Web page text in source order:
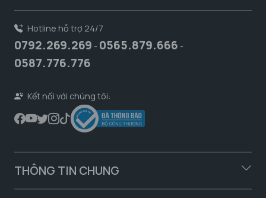
Hotline hỗ trợ 24/7
0792.269.269 - 0565.879.666 -
0587.776.776
Kết nối với chúng tôi:
THÔNG TIN CHUNG